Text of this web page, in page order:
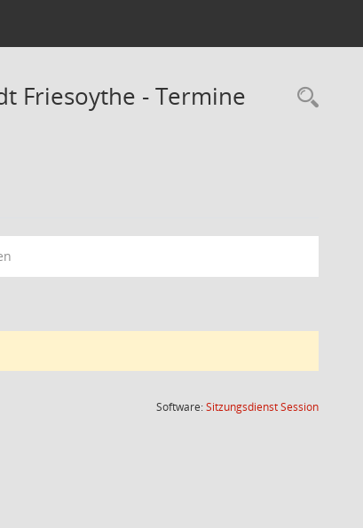
Friesoythe - Termine
Software:SitzungsdienstSession(Wird in